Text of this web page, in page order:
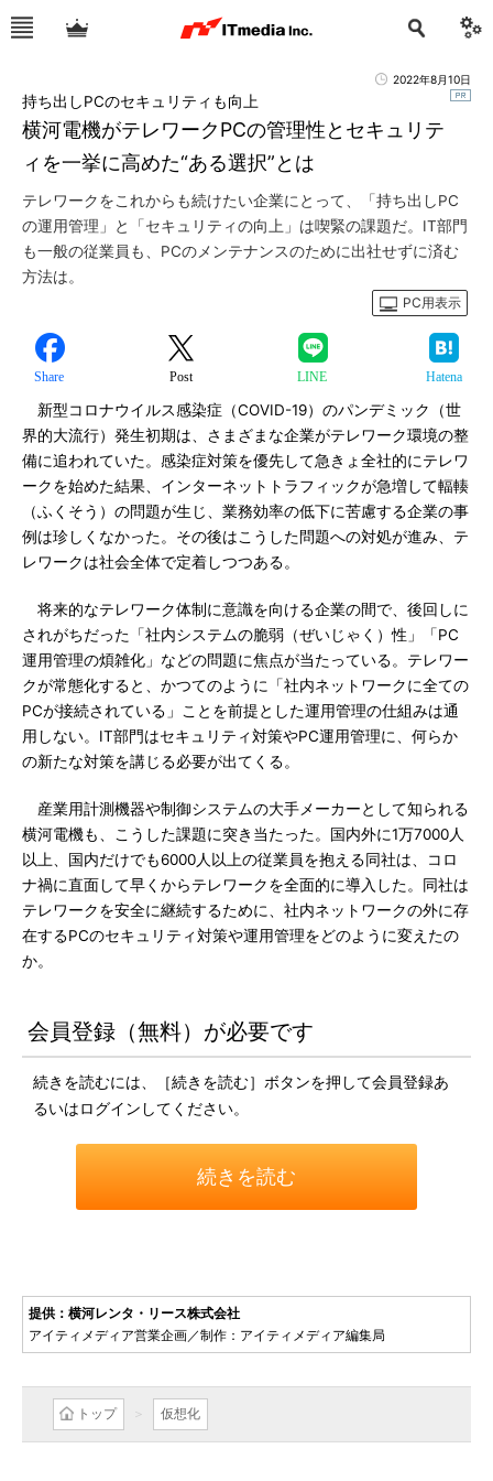
2022年8月10日
横河電機がテレワークPCの管理性とセキュリテ
ィを一挙に高めた“ある選択”とは
持ち出しPCのセキュリティも向上
テレワークをこれからも続けたい企業にとって、「持ち出しPC
の運用管理」と「セキュリティの向上」は喫緊の課題だ。IT部門
も一般の従業員も、PCのメンテナンスのために出社せずに済む
方法は。
PC用表示
Share Post LINE Hatena
新型コロナウイルス感染症（COVID-19）のパンデミック（世
界的大流行）発生初期は、さまざまな企業がテレワーク環境の整
備に追われていた。感染症対策を優先して急きょ全社的にテレワ
ークを始めた結果、インターネットトラフィックが急増して輻輳
（ふくそう）の問題が生じ、業務効率の低下に苦慮する企業の事
例は珍しくなかった。その後はこうした問題への対処が進み、テ
レワークは社会全体で定着しつつある。
将来的なテレワーク体制に意識を向ける企業の間で、後回しに
されがちだった「社内システムの脆弱（ぜいじゃく）性」「PC
運用管理の煩雑化」などの問題に焦点が当たっている。テレワー
クが常態化すると、かつてのように「社内ネットワークに全ての
PCが接続されている」ことを前提とした運用管理の仕組みは通
用しない。IT部門はセキュリティ対策やPC運用管理に、何らか
の新たな対策を講じる必要が出てくる。
産業用計測機器や制御システムの大手メーカーとして知られる
横河電機も、こうした課題に突き当たった。国内外に1万7000人
以上、国内だけでも6000人以上の従業員を抱える同社は、コロ
ナ禍に直面して早くからテレワークを全面的に導入した。同社は
テレワークを安全に継続するために、社内ネットワークの外に存
在するPCのセキュリティ対策や運用管理をどのように変えたの
か。
会員登録（無料）が必要です
続きを読むには、［続きを読む］ボタンを押して会員登録あ
るいはログインしてください。
続きを読む
提供：横河レンタ・リース株式会社
アイティメディア営業企画／制作：アイティメディア編集局
トップ 仮想化